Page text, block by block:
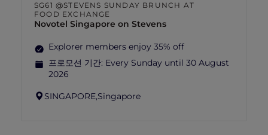
SG61 @STEVENS SUNDAY BRUNCH AT
FOOD EXCHANGE
Novotel Singapore on Stevens
Explorer members enjoy 35% off
프로모션 기간: Every Sunday until 30 August
2026
SINGAPORE,Singapore